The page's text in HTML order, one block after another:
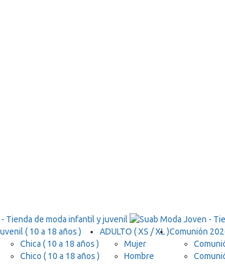
( 10 a 18 años )
Chica ( 10 a 18 años )
Chico ( 10 a 18 años )
ADULTO ( XS / XL )
Mujer
Hombre
Comunión